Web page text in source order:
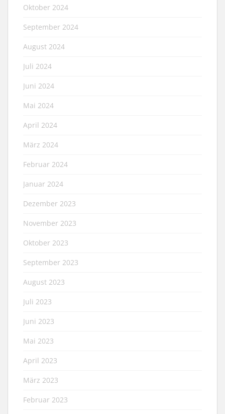
Oktober 2024
September 2024
August 2024
Juli 2024
Juni 2024
Mai 2024
April 2024
März 2024
Februar 2024
Januar 2024
Dezember 2023
November 2023
Oktober 2023
September 2023
August 2023
Juli 2023
Juni 2023
Mai 2023
April 2023
März 2023
Februar 2023